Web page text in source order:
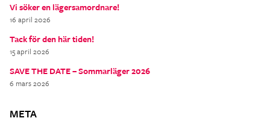
Vi söker en lägersamordnare!
16 april 2026
Tack för den här tiden!
15 april 2026
SAVE THE DATE – Sommarläger 2026
6 mars 2026
META